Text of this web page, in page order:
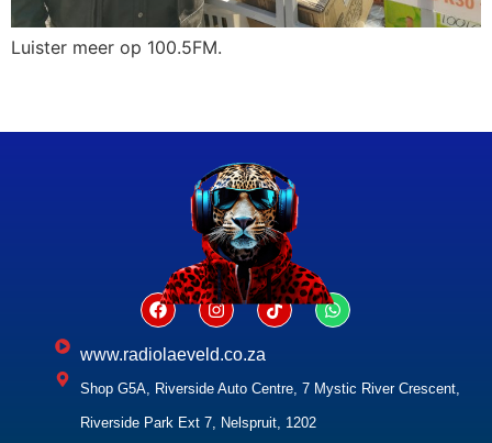
Luister meer op 100.5FM.
www.radiolaeveld.co.za
Shop G5A, Riverside Auto Centre, 7 Mystic River Crescent,
Riverside Park Ext 7, Nelspruit, 1202